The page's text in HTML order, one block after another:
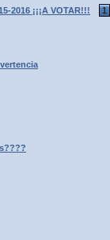
2016 ¡¡¡A VOTAR!!! 1